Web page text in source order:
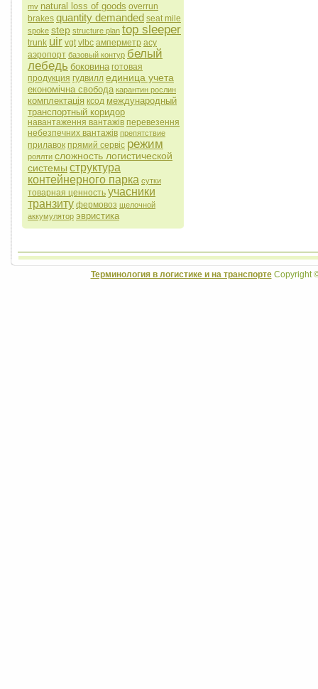
mv natural loss of goods overrun
brakes quantity demanded seat mile
spoke step structure plan top sleeper
trunk uir vgt vlbc амперметр асу
аэропорт базовый контур белый
лебедь боковина готовая
продукция гудвилл единица учета
економічна свобода карантин рослин
комплектація ксод международный
транспортный коридор
навантаження вантажів перевезення
небезпечних вантажів препятствие
прилавок прямий сервіс режим
роялти сложность логистической
системы структура
контейнерного парка сутки
товарная ценность учасники
транзиту фермовоз щелочной
аккумулятор эвристика
Терминология в логистике и на транспортеCopyright